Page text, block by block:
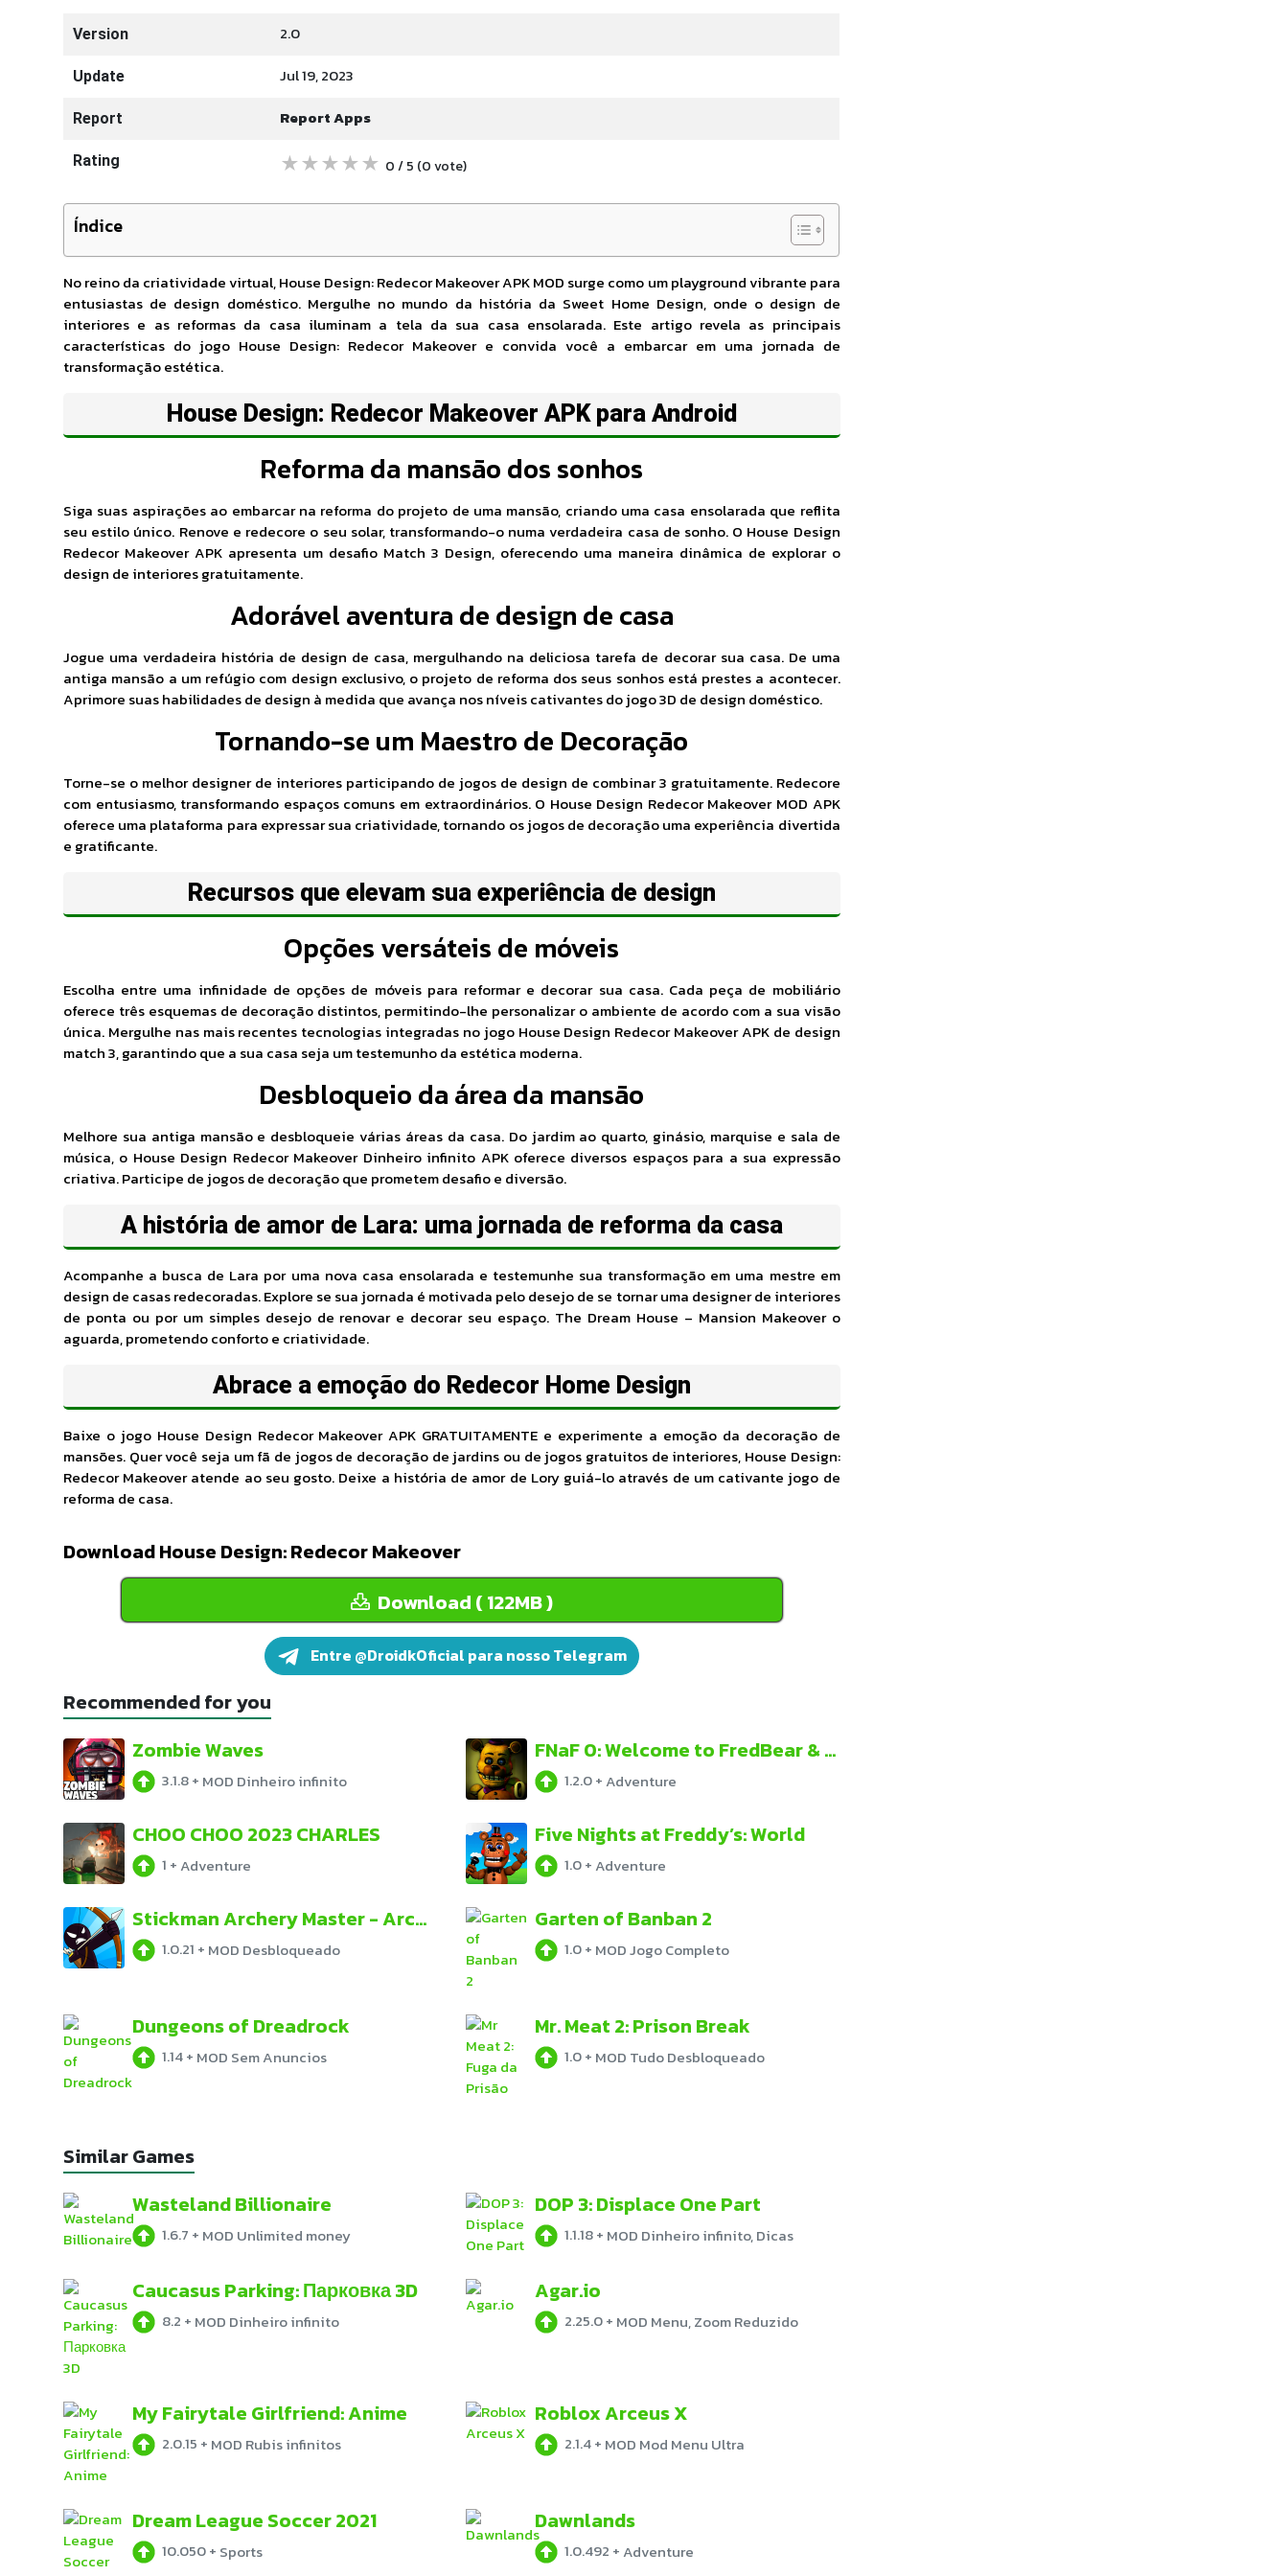
Version 2.0
Update Jul 19, 2023
Report Report Apps
Rating ★★★★★ 0 / 5 (0vote)
Índice
No reino da criatividade virtual, House Design: Redecor Makeover APK MOD surge como um playground vibrante para
entusiastas de design doméstico. Mergulhe no mundo da história da Sweet Home Design, onde o design de
interiores e as reformas da casa iluminam a tela da sua casa ensolarada. Este artigo revela as principais
características do jogo House Design: Redecor Makeover e convida você a embarcar em uma jornada de
transformação estética.
House Design: Redecor Makeover APK para Android
Reforma da mansão dos sonhos
Siga suas aspirações ao embarcar na reforma do projeto de uma mansão, criando uma casa ensolarada que reflita
seu estilo único. Renove e redecore o seu solar, transformando-o numa verdadeira casa de sonho. O House Design
Redecor Makeover APK apresenta um desafio Match 3 Design, oferecendo uma maneira dinâmica de explorar o
design de interiores gratuitamente.
Adorável aventura de design de casa
Jogue uma verdadeira história de design de casa, mergulhando na deliciosa tarefa de decorar sua casa. De uma
antiga mansão a um refúgio com design exclusivo, o projeto de reforma dos seus sonhos está prestes a acontecer.
Aprimore suas habilidades de design à medida que avança nos níveis cativantes do jogo 3D de design doméstico.
Tornando-se um Maestro de Decoração
Torne-se o melhor designer de interiores participando de jogos de design de combinar 3 gratuitamente. Redecore
com entusiasmo, transformando espaços comuns em extraordinários. O House Design Redecor Makeover MOD APK
oferece uma plataforma para expressar sua criatividade, tornando os jogos de decoração uma experiência divertida
e gratificante.
Recursos que elevam sua experiência de design
Opções versáteis de móveis
Escolha entre uma infinidade de opções de móveis para reformar e decorar sua casa. Cada peça de mobiliário
oferece três esquemas de decoração distintos, permitindo-lhe personalizar o ambiente de acordo com a sua visão
única. Mergulhe nas mais recentes tecnologias integradas no jogo House Design Redecor Makeover APK de design
match 3, garantindo que a sua casa seja um testemunho da estética moderna.
Desbloqueio da área da mansão
Melhore sua antiga mansão e desbloqueie várias áreas da casa. Do jardim ao quarto, ginásio, marquise e sala de
música, o House Design Redecor Makeover Dinheiro infinito APK oferece diversos espaços para a sua expressão
criativa. Participe de jogos de decoração que prometem desafio e diversão.
A história de amor de Lara: uma jornada de reforma da casa
Acompanhe a busca de Lara por uma nova casa ensolarada e testemunhe sua transformação em uma mestre em
design de casas redecoradas. Explore se sua jornada é motivada pelo desejo de se tornar uma designer de interiores
de ponta ou por um simples desejo de renovar e decorar seu espaço. The Dream House – Mansion Makeover o
aguarda, prometendo conforto e criatividade.
Abrace a emoção do Redecor Home Design
Baixe o jogo House Design Redecor MakeoverAPK GRATUITAMENTE e experimente a emoção da decoração de
mansões. Quer você seja um fã de jogos de decoração de jardins ou de jogos gratuitos de interiores, House Design:
Redecor Makeover atende ao seu gosto. Deixe a história de amor de Lory guiá-lo através de um cativante jogo de
reforma de casa.
Download House Design: Redecor Makeover
Download ( 122MB )
Entre @DroidkOficial para nosso Telegram
Recommended for you
Zombie Waves
3.1.8+ MOD Dinheiro infinito
FNaF 0: Welcome to FredBear & Friends
1.2.0+ Adventure
CHOO CHOO 2023 CHARLES
1 + Adventure
Five Nights at Freddy’s: World
1.0+ Adventure
Stickman Archery Master - Archer Puzzle Warrior
1.0.21 + MOD Desbloqueado
Garten of Banban 2
1.0+ MOD Jogo Completo
Dungeons of Dreadrock
1.14+ MOD Sem Anuncios
Mr. Meat 2: Prison Break
1.0+ MOD Tudo Desbloqueado
Similar Games
Wasteland Billionaire
1.6.7 + MOD Unlimited money
DOP 3: Displace One Part
1.1.18+ MOD Dinheiro infinito, Dicas
Caucasus Parking: Парковка 3D
8.2 + MOD Dinheiro infinito
Agar.io
2.25.0+ MOD Menu, Zoom Reduzido
My Fairytale Girlfriend: Anime
2.0.15 + MOD Rubis infinitos
Roblox Arceus X
2.1.4+ MOD Mod Menu Ultra
Dream League Soccer 2021
10.050+ Sports
Dawnlands
1.0.492 + Adventure